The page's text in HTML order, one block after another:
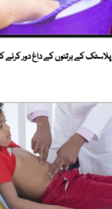
پلاسٹک کے برتنوں کے داغ دور کرنے